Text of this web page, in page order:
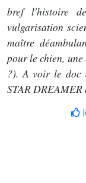
bref l'histoire
vulgarisation
maître
pour le chien,
?). A voir le doc
STAR